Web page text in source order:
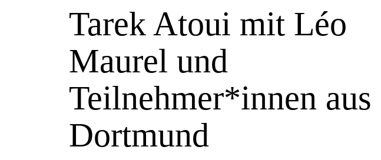
Tarek Atoui mit Léo
Maurel und
Teilnehmer*innen aus
Dortmund